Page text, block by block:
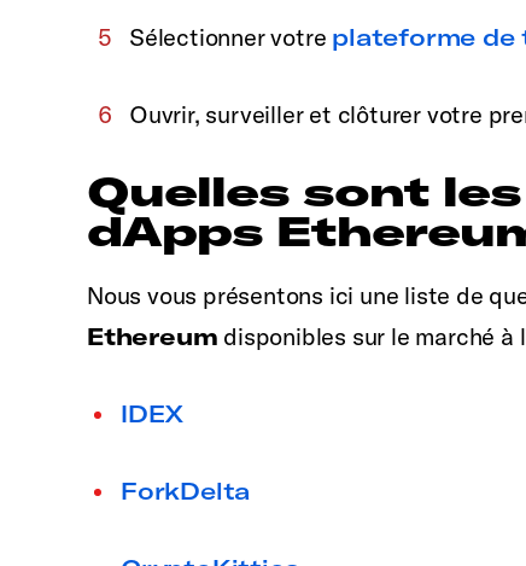
Sélectionner votre plateforme de
Ouvrir, surveiller et clôturer votre
Quelles sont
dApps
Nous vous présentons ici une liste de
Ethereum disponibles sur le marché à
IDEX
ForkDelta